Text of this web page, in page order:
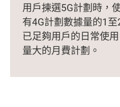
用戶揀選5G計劃時，
有4G計劃數據量的1
已足夠用戶的日常使
量大的月費計劃。